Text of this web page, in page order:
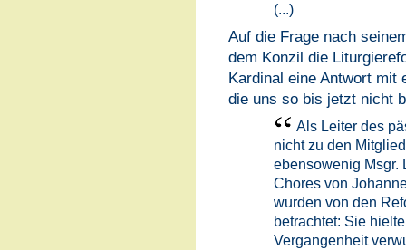
(...)
Auf die Frage nach
dem Konzil die
Kardinal eine Antwort mit
die uns so bis jetzt nicht
Als Leiter des
nicht zu den
ebensowenig Msgr.
Chores von
wurden von den
betrachtet: Sie
Vergangenheit